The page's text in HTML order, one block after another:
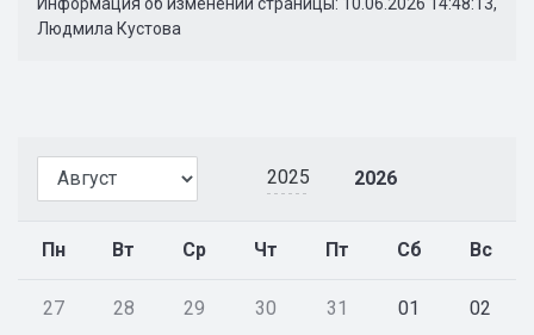
2025 2026
Пн Вт Ср Чт Пт Сб Вс
27 28 29 30 31 01 02
Людмила Кустова